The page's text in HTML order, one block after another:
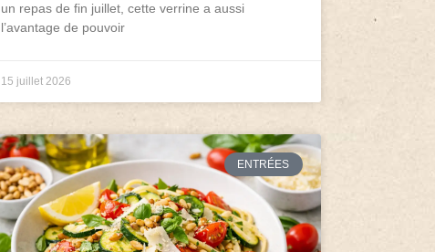
un repas de fin juillet, cette verrine a aussi
l’avantage de pouvoir
15 juillet 2026
ENTRÉES